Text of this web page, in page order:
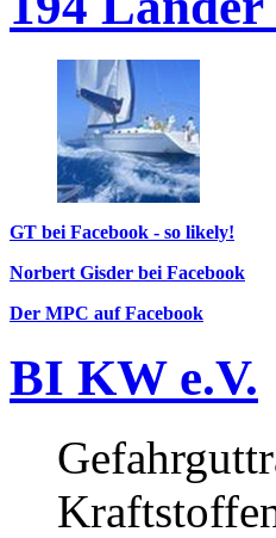
GT bei Facebook - so likely!
Norbert Gisder bei Facebook
Der MPC auf Facebook
BI KW e.V.